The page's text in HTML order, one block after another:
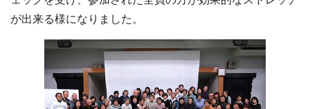
が出来る様になりました。